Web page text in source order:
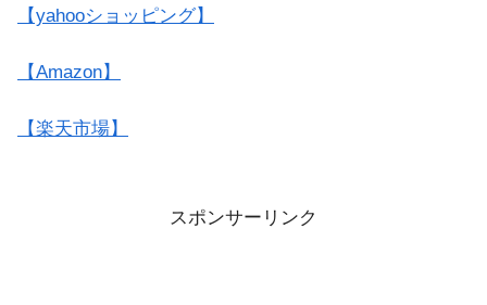
【yahooショッピング】
【Amazon】
【楽天市場】
スポンサーリンク